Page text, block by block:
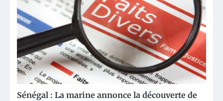
Sénégal : La marine annonce la découverte de